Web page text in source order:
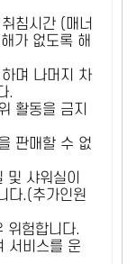
침시간 (매너
가 없도록 해
며 나머지 차
.
활동을 금지
판매할 수 없
샤워실이
다.(추가인원
위험합니다.
서비스를 운